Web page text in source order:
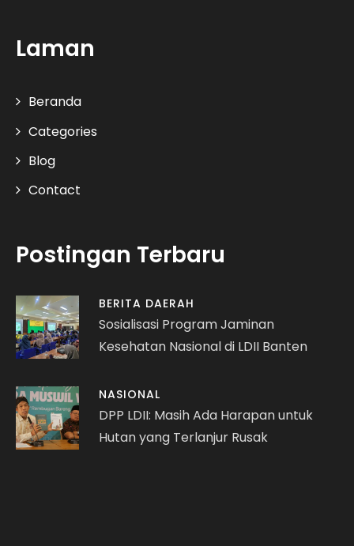
Laman
Beranda
Categories
Blog
Contact
Postingan Terbaru
BERITA DAERAH
Sosialisasi Program Jaminan
Kesehatan Nasional di LDII Banten
NASIONAL
DPP LDII: Masih Ada Harapan untuk
Hutan yang Terlanjur Rusak